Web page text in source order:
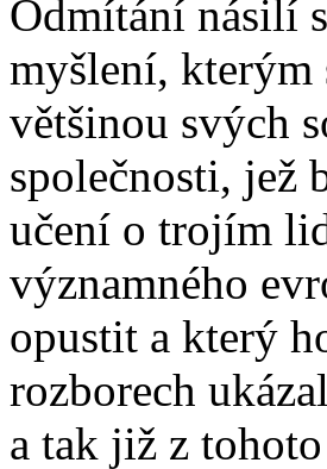
Odmítání násilí
myšlení, kterým
většinou svých
společnosti, jež
učení o trojím
významného
opustit a který
rozborech
a tak již z